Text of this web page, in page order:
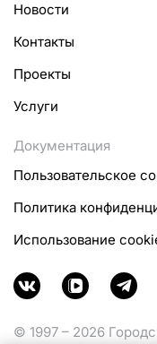
Новости
Контакты
Проекты
Услуги
Документация
Пользовательское
Политика
Использование
© 1997 – 2026